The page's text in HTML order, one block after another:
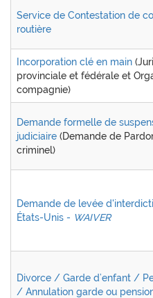
Service de Contestation de
routière
Incorporation clé en main
provinciale et fédérale et
compagnie)
Demande formelle de
judiciaire (Demande de
criminel)
Demande de levée
États-Unis - WAIVER
Divorce / Garde d’enfant /
/ Annulation garde ou